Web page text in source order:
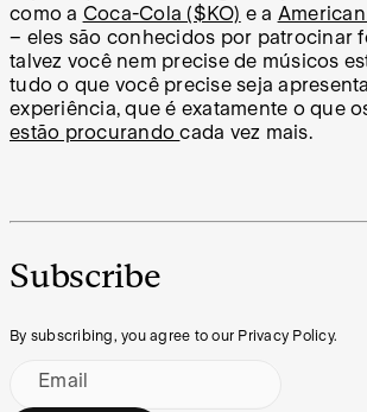
como a Coca-Cola ($KO) e a
– eles são conhecidos por patrocinar
talvez você nem precise de músicos
tudo o que você precise seja
experiência, que é exatamente o que
estão procurandocada vez mais.
Subscribe
By subscribing, you agree to our Privacy Policy.
Email